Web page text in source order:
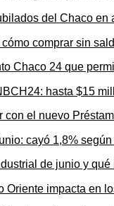
del Chaco
Chaco 24 que
con el nuevo
de junio y